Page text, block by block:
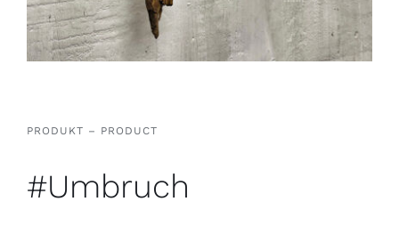
PRODUKT – PRODUCT
#Umbruch